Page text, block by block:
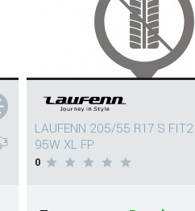
LAUFENN 205/55 R17 S FIT2
95W XL FP
0